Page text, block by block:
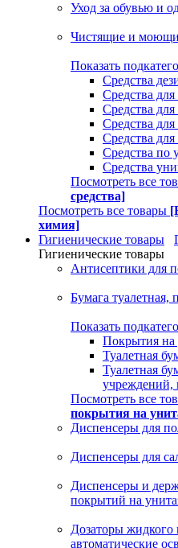
Уход за обувью и
Чистящие и
Показать
Средства
Средства
Средства
Средства для
Средства
Средства по
Средства
Посмотреть все
средства]
Посмотреть все товары
химия]
Гигиенические товары
Гигиенические товары
Антисептики для
Бумага туалетная,
Показать
Покрытия на
Туалетная
Туалетная
учреждений,
Посмотреть все
покрытия на
Диспенсеры для
Диспенсеры для
Диспенсеры и
покрытий на
Дозаторы
автоматические